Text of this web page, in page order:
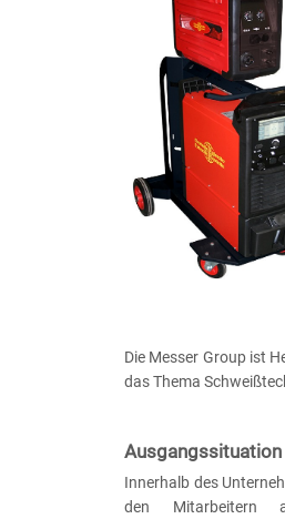
Die Messer Group ist
das Thema
Innerhalb des
den Mitarbeitern